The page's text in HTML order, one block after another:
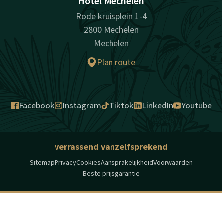
Rode kruisplein 1-4
2800 Mechelen
Mechelen
Plan route
Facebook Instagram Tiktok LinkedIn Youtube
verrassend vanzelfsprekend
SitemapPrivacyCookiesAansprakelijkheidVoorwaarden
Beste prijsgarantie